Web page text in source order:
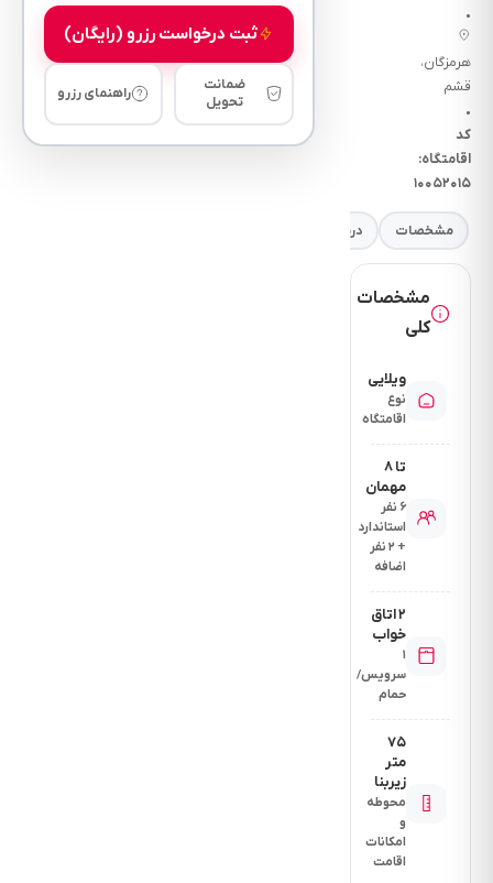
•
هرمزگان،
قشم
•
کد
اقامتگاه:
۱۰۰۵۲۰۱۵
مشخصات درباره
مشخصات
کلی
ویلایی
نوع
اقامتگاه
تا ۸
مهمان
۶ نفر
استاندارد
+ ۲ نفر
اضافه
۲ اتاق
خواب
۱
سرویس/
حمام
۷۵
متر
زیربنا
محوطه
و
امکانات
اقامت
ثبت درخواست رزرو (رایگان)
ضمانت
تحویل
راهنمای رزرو